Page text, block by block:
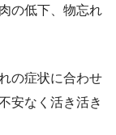
の低下、物忘れ
の症状に合わせ
安なく活き活き